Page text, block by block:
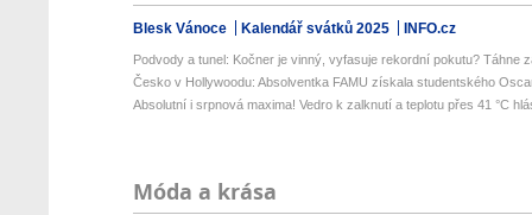
Blesk Vánoce Kalendář svátků 2025 INFO.cz
Podvody a tunel: Kočner je vinný, vyfasuje rekordní pokutu? Táhne
Česko v Hollywoodu: Absolventka FAMU získala studentského
Absolutní i srpnová maxima! Vedro k zalknutí a teplotu přes 41 °C
Móda a krása